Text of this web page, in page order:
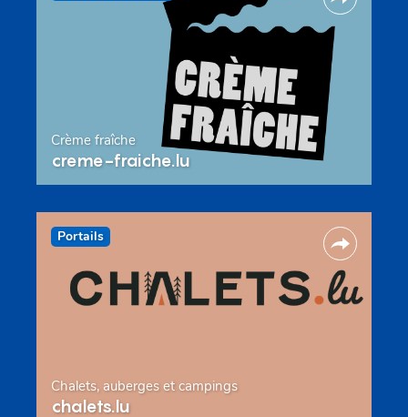
Crème fraîche
creme-fraiche.lu
Portails
Chalets, auberges et campings
chalets.lu